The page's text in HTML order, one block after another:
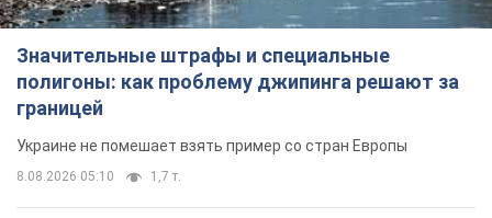
Значительные штрафы и специальные
полигоны: как проблему джипинга решают за
границей
Украине не помешает взять пример со стран Европы
8.08.2026 05:10 1,7 т.